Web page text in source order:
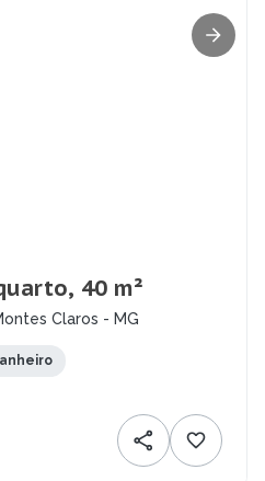
40 m²
Claros - MG